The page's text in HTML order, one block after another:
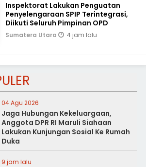
Inspektorat Lakukan Penguatan
Penyelengaraan SPIP Terintegrasi,
Diikuti Seluruh Pimpinan OPD
Sumatera Utara 4 jam lalu
04 Agu 2026
Jaga Hubungan Kekeluargaan,
Anggota DPR RI Maruli Siahaan
Lakukan Kunjungan Sosial Ke Rumah
Duka
9 jam lalu